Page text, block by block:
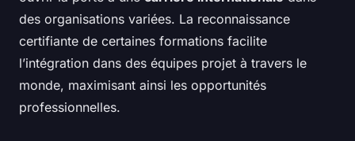
des organisations variées. La reconnaissance
certifiante de certaines formations facilite
l’intégration dans des équipes projet à travers le
monde, maximisant ainsi les opportunités
professionnelles.